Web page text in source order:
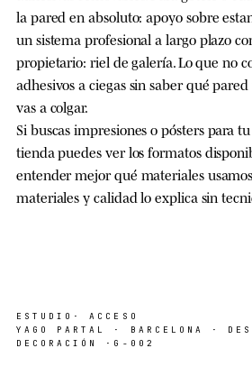
la pared en absoluto: apoyo sobre
un sistema profesional a largo plazo
propietario: riel de galería. Lo que no
adhesivos a ciegas sin saber qué
vas a colgar.
Si buscas impresiones o pósters para
tienda puedes ver los formatos
entender mejor qué materiales
materiales y calidad lo explica sin
ESTUDIO · ACCESO
YAGO PARTAL · BARCELONA ·
DECORACIÓN · G-002